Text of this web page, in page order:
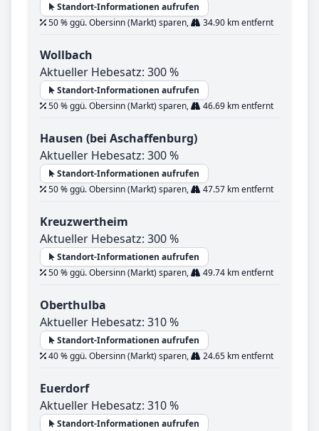
Standort-Informationen aufrufen
50 % ggü. Obersinn (Markt) sparen,
34.90 km entfernt
Wollbach
Aktueller Hebesatz: 300 %
Standort-Informationen aufrufen
50 % ggü. Obersinn (Markt) sparen,
46.69 km entfernt
Hausen (bei Aschaffenburg)
Aktueller Hebesatz: 300 %
Standort-Informationen aufrufen
50 % ggü. Obersinn (Markt) sparen,
47.57 km entfernt
Kreuzwertheim
Aktueller Hebesatz: 300 %
Standort-Informationen aufrufen
50 % ggü. Obersinn (Markt) sparen,
49.74 km entfernt
Oberthulba
Aktueller Hebesatz: 310 %
Standort-Informationen aufrufen
40 % ggü. Obersinn (Markt) sparen,
24.65 km entfernt
Euerdorf
Aktueller Hebesatz: 310 %
Standort-Informationen aufrufen